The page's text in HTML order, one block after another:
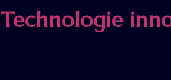
Technologie